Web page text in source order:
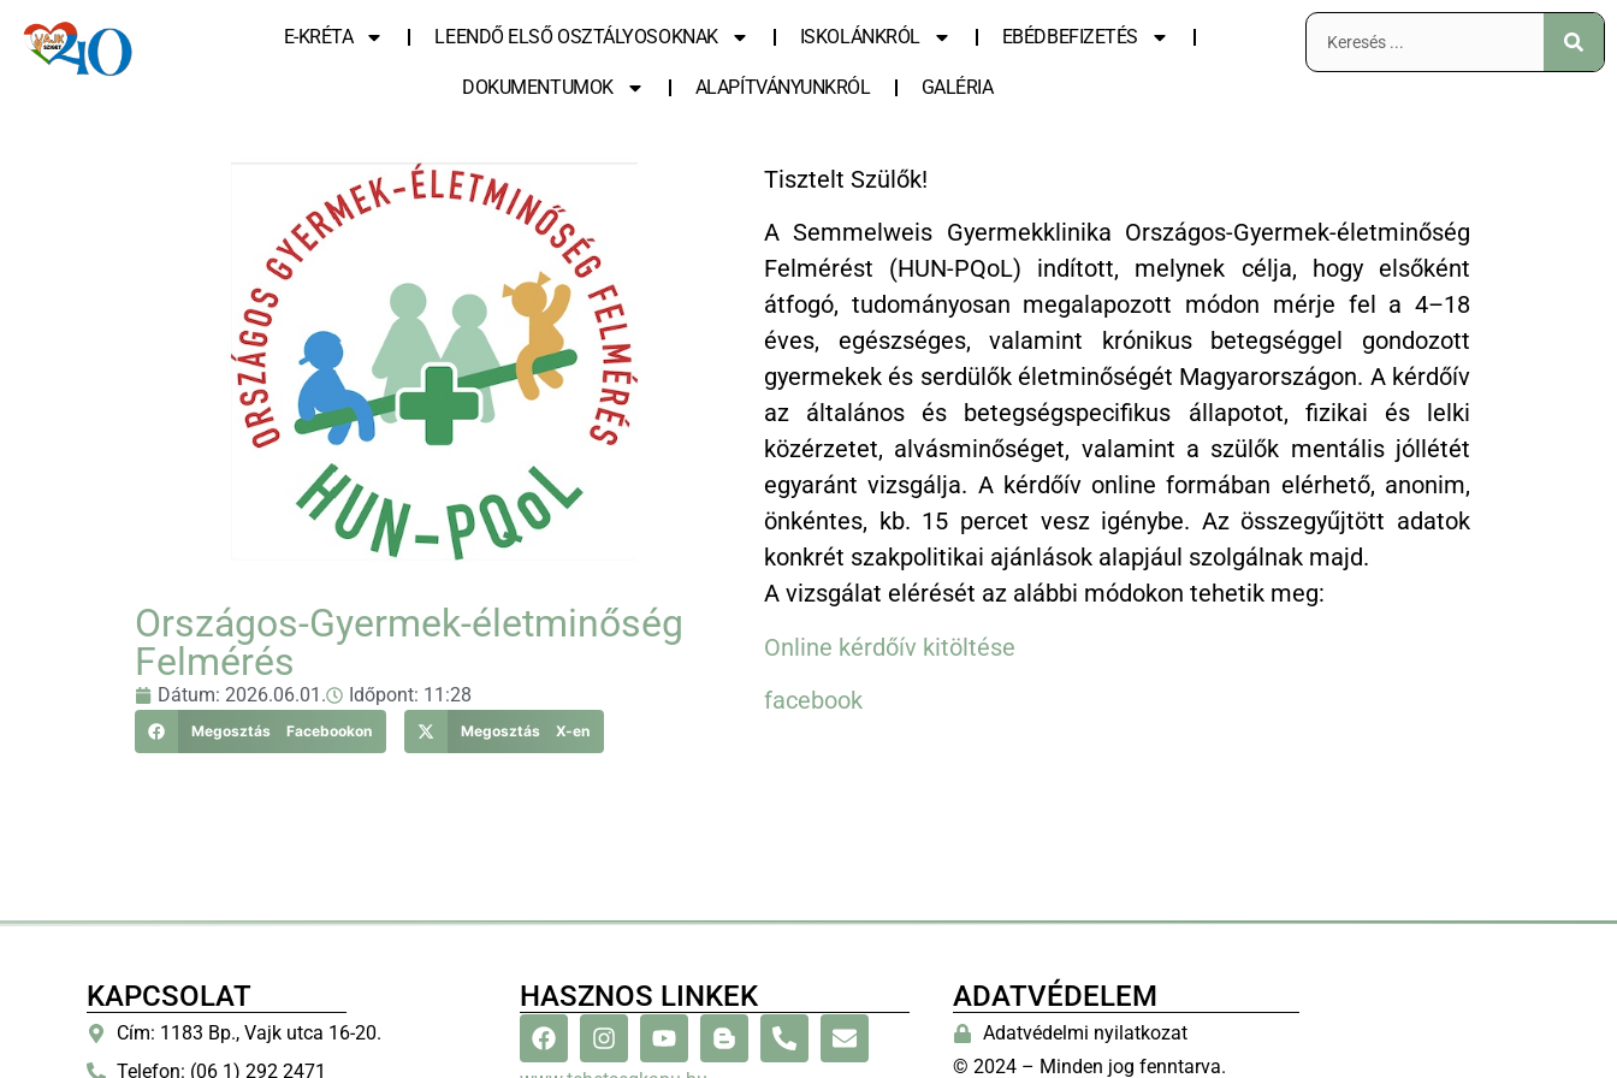
E-KRÉTA LEENDŐ ELSŐ OSZTÁLYOSOKNAK ISKOLÁNKRÓL EBÉDBEFIZETÉS
DOKUMENTUMOK ALAPÍTVÁNYUNKRÓL GALÉRIA
Országos-Gyermek-életminőség
Felmérés
Dátum: 2026.06.01. Időpont: 11:28
Megosztás Facebookon Megosztás X-en
Tisztelt Szülők!
A Semmelweis Gyermekklinika Országos-Gyermek-életminőség
Felmérést (HUN-PQoL) indított, melynek célja, hogy elsőként
átfogó, tudományosan megalapozott módon mérje fel a 4–18
éves, egészséges, valamint krónikus betegséggel gondozott
gyermekek és serdülők életminőségét Magyarországon. A kérdőív
az általános és betegségspecifikus állapotot, fizikai és lelki
közérzetet, alvásminőséget, valamint a szülők mentális jóllétét
egyaránt vizsgálja. A kérdőív online formában elérhető, anonim,
önkéntes, kb. 15 percet vesz igénybe. Az összegyűjtött adatok
konkrét szakpolitikai ajánlások alapjául szolgálnak majd.
A vizsgálat elérését az alábbi módokon tehetik meg:
Online kérdőív kitöltése
facebook
KAPCSOLAT
Cím: 1183 Bp., Vajk utca 16-20.
Telefon: (06 1) 292 2471
HASZNOS LINKEK ADATVÉDELEM
Adatvédelmi nyilatkozat
© 2024 – Minden jog fenntarva.